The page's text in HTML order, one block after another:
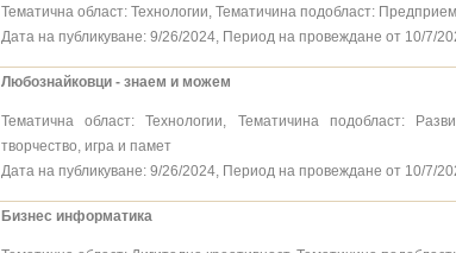
Тематична област: Технологии, Тематичина подобласт:
Дата на публикуване: 9/26/2024, Период на провеждане от 10/7/
Любознайковци - знаем и можем
Тематична област: Технологии, Тематичина подобласт:
творчество, игра и памет
Дата на публикуване: 9/26/2024, Период на провеждане от 10/7/
Бизнес информатика